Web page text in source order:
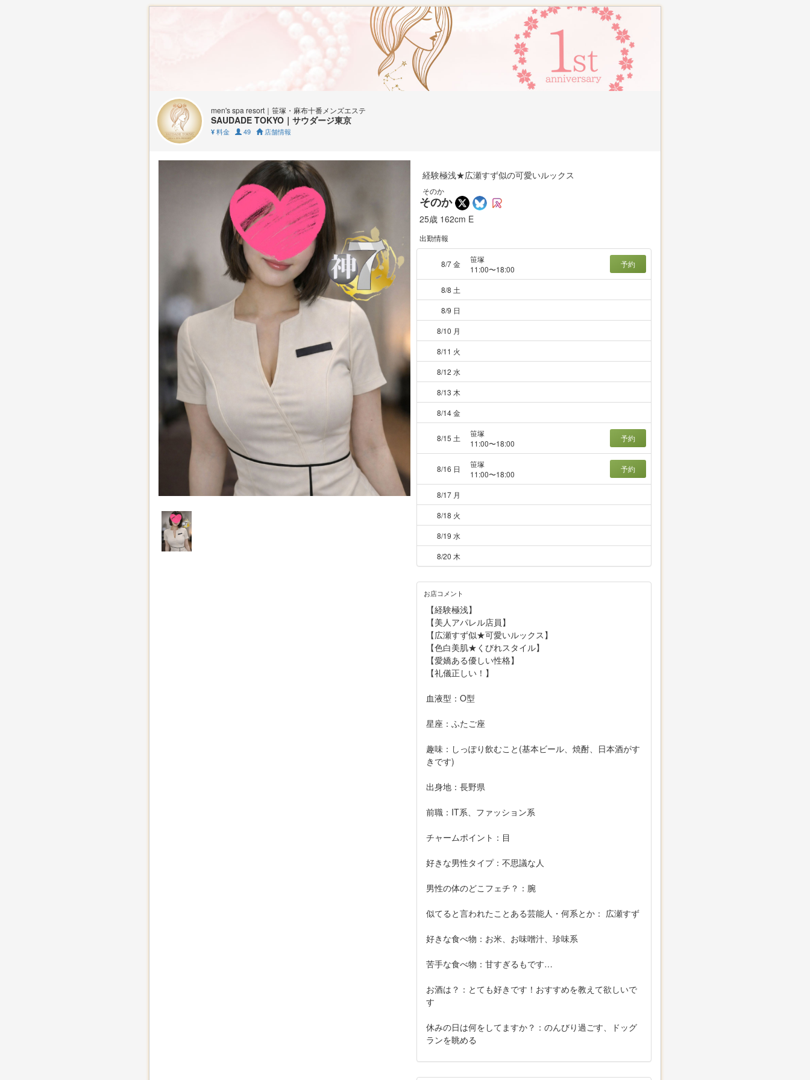
men's spa resort｜笹塚・麻布十番メンズエステ
SAUDADE TOKYO｜サウダージ東京
¥ 料金 49 店舗情報
経験極浅★広瀬すず似の可愛いルックス
そのか
そのか
25歳 162cm E
出勤情報
8/7 金
笹塚
11:00〜18:00
予約
8/8 土
8/9 日
8/10 月
8/11 火
8/12 水
8/13 木
8/14 金
8/15 土
笹塚
11:00〜18:00
予約
8/16 日
笹塚
11:00〜18:00
予約
8/17 月
8/18 火
8/19 水
8/20 木
お店コメント
【経験極浅】
【美人アパレル店員】
【広瀬すず似★可愛いルックス】
【色白美肌★くびれスタイル】
【愛嬌ある優しい性格】
【礼儀正しい！】
血液型：O型
星座：ふたご座
趣味：しっぽり飲むこと(基本ビール、焼酎、日本酒がす
きです)
出身地：長野県
前職：IT系、ファッション系
チャームポイント：目
好きな男性タイプ：不思議な人
男性の体のどこフェチ？：腕
似てると言われたことある芸能人・何系とか： 広瀬すず
好きな食べ物：お米、お味噌汁、珍味系
苦手な食べ物：甘すぎるもです…
お酒は？：とても好きです！おすすめを教えて欲しいで
す
休みの日は何をしてますか？：のんびり過ごす、ドッグ
ランを眺める